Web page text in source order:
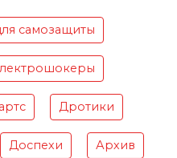
самозащиты
Дротики
Доспехи Архив